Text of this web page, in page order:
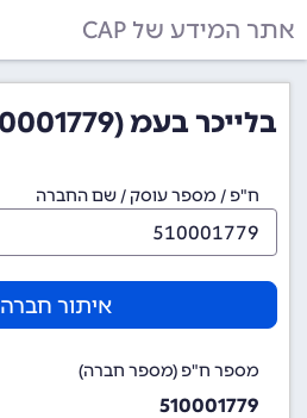
אתר המידע של CAP
בלייכר בעמ (510001779)
ח"פ / מספר עוסק / שם החברה
איתור חברה
מספר ח"פ (מספר חברה)
510001779